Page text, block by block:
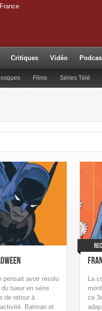
Critiques Vidéo
Films Séries Télé
pensait avoir résolu
tueur en série
de retour à
Batman et
La
ce